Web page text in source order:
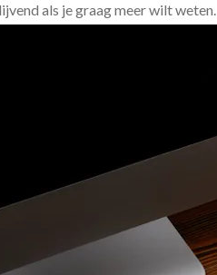
als je graag meer wilt weten.